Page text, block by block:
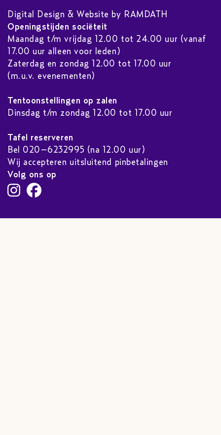
Digital Design & Website by RAMDATH
Openingstijden sociëteit
Maandag t/m vrijdag 12.00 tot 24.00 uur (vanaf
17.00 uur alleen voor leden)
Zaterdag en zondag 12.00 tot 17.00 uur
(m.u.v. evenementen)
Tentoonstellingen op zalen
Dinsdag t/m zondag 12.00 tot 17.00 uur
Tafel reserveren
Bel 020–6232995 (na 12.00 uur)
Wij accepteren uitsluitend pinbetalingen
Volg ons op